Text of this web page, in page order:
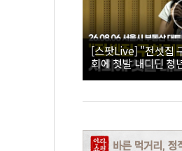
[스팟Live] "전셋집
회에 첫발 내디딘 청
시 부동산 대토론회